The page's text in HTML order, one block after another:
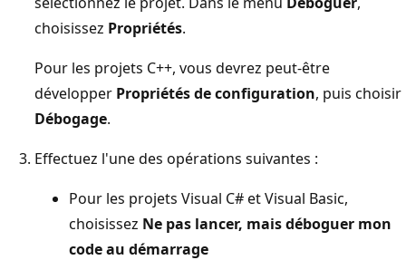
choisissez Propriétés.
Pour les projets C++, vous devrez peut-être
développer Propriétés de configuration, puis choisir
Débogage.
Effectuez l'une des opérations suivantes :
Pour les projets Visual C# et Visual Basic,
choisissez Ne pas lancer, mais déboguer mon
code au démarrage